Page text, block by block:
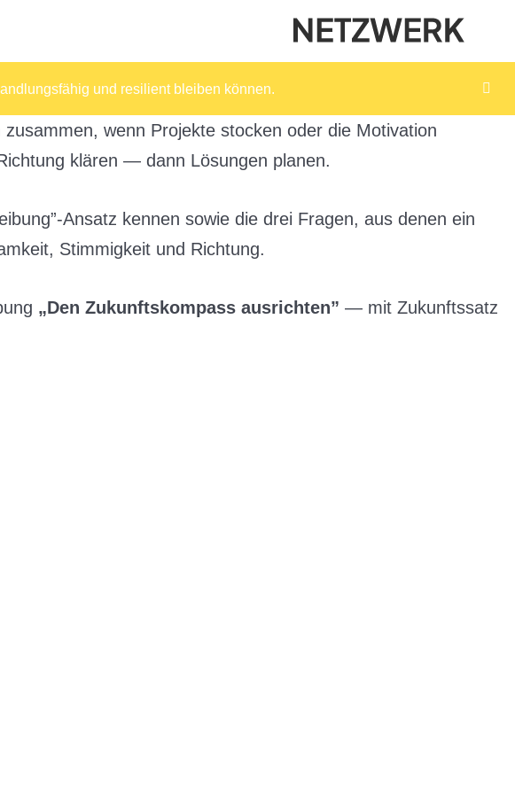
und resilient bleiben können.
wenn Projekte stocken oder die Motivation
klären — dann Lösungen planen.
Ansatz kennen sowie die drei Fragen, aus denen ein
Stimmigkeit und Richtung.
„Den Zukunftskompass ausrichten” — mit Zukunftssatz